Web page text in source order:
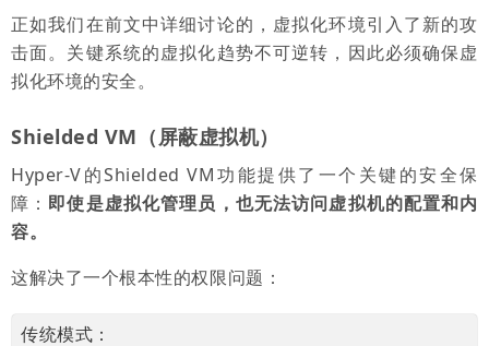
正如我们在前文中详细讨论的，虚拟化环境引入了新的攻
击面。关键系统的虚拟化趋势不可逆转，因此必须确保虚
拟化环境的安全。
Shielded VM（屏蔽虚拟机）
Hyper-V的Shielded VM功能提供了一个关键的安全保
障： 即使是虚拟化管理员，也无法访问虚拟机的配置和内
容。
这解决了一个根本性的权限问题：
传统模式：